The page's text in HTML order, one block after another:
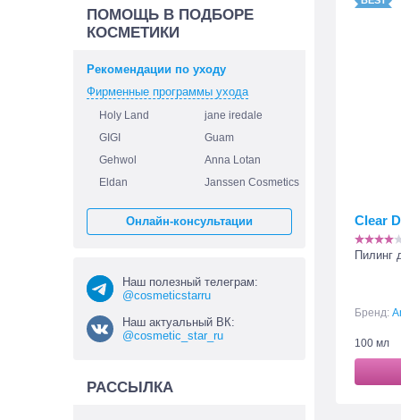
Clear
Пилинг
Бренд:
100 мл
ПОМОЩЬ В ПОДБОРЕ
КОСМЕТИКИ
Рекомендации по уходу
Фирменные программы ухода
Holy Land
jane iredale
GIGI
Guam
Gehwol
Anna Lotan
Eldan
Janssen Cosmetics
Онлайн-консультации
Наш полезный телеграм:
@cosmeticstarru
Наш актуальный ВК:
@cosmetic_star_ru
РАССЫЛКА